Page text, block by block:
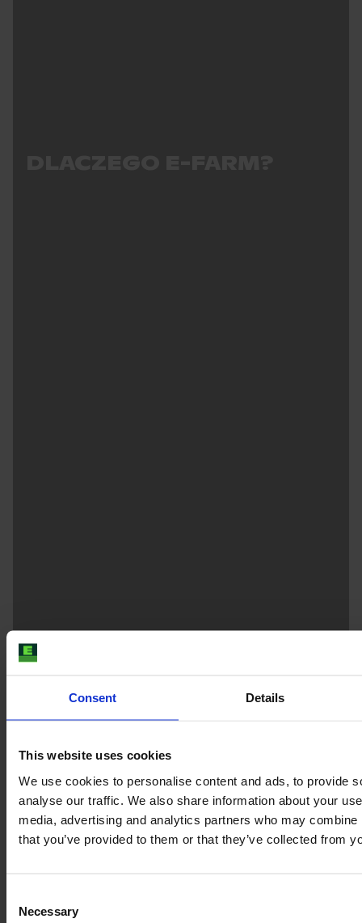
Consent Details
This website uses cookies
We use cookies to personalise content and ads, to provide
analyse our traffic. We also share information about your
media, advertising and analytics partners who may
that you’ve provided to them or that they’ve collected from
Selection
Necessary
platforma handlowa? Nic bardziej
jesteśmy inni – ponieważ tak jest!
Chcemy zrewolucjonizować proces
kupna używanych maszyn rolniczych.
Przekonaj się, dlaczego warto